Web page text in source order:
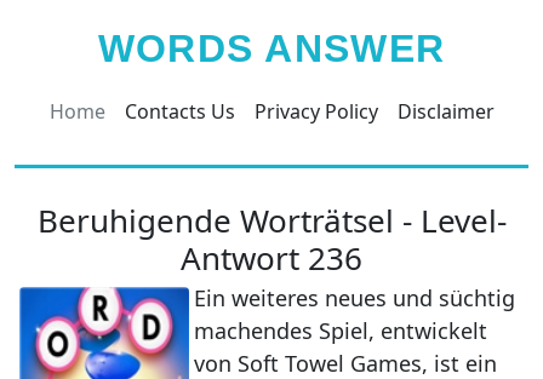
WORDS ANSWER
Home Contacts Us Privacy Policy Disclaimer
Beruhigende Worträtsel - Level-
Antwort 236
Ein weiteres neues und süchtig
machendes Spiel, entwickelt
von Soft Towel Games, ist ein